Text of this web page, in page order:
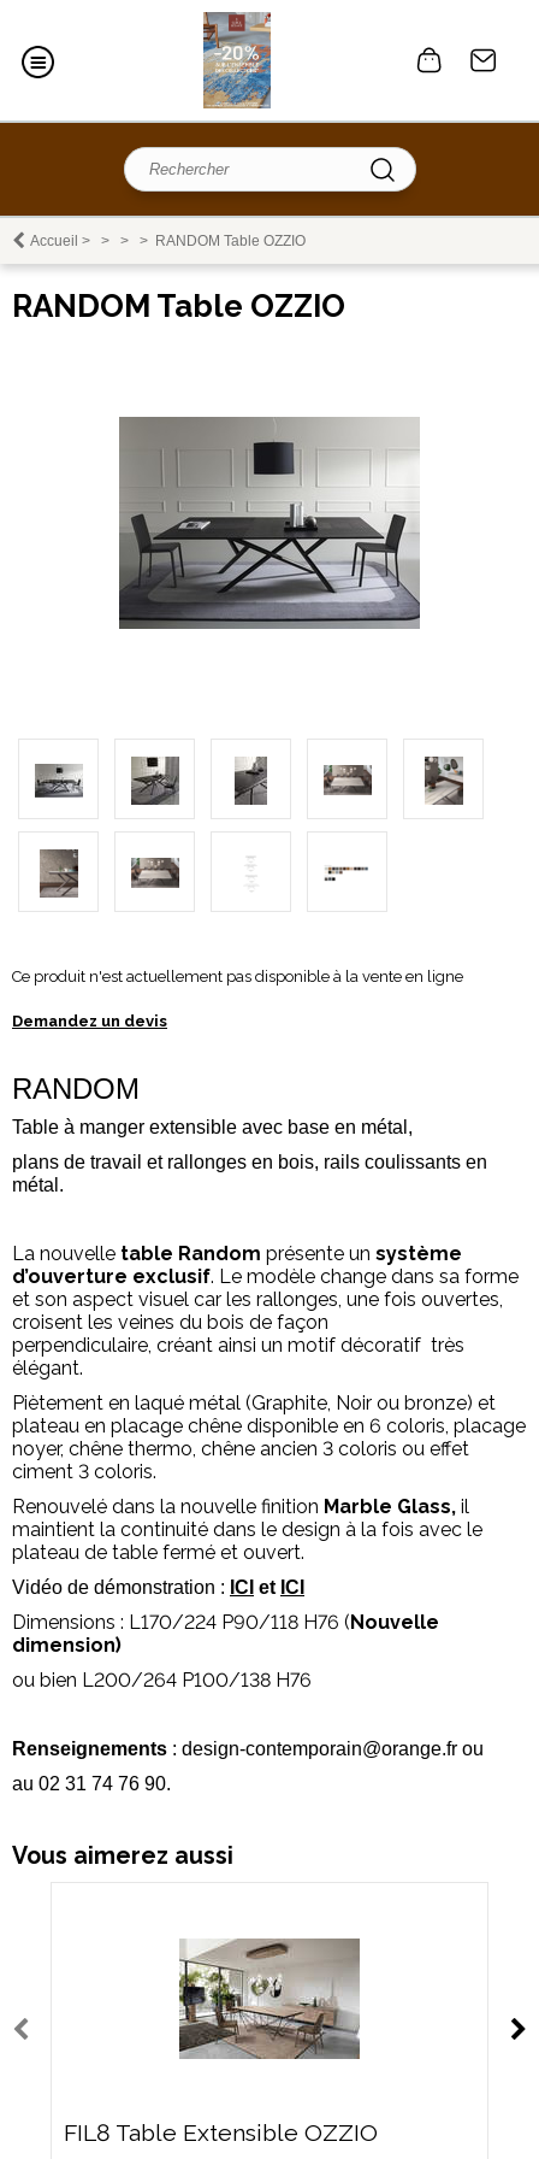
Accueil > > > > RANDOM Table OZZIO
RANDOM Table OZZIO
Ce produit n'est actuellement pas disponible à la vente en ligne
Demandez un devis
RANDOM
Table à manger extensible avec base en métal,
plans de travail et rallonges en bois, rails coulissants en
métal.
La nouvelle table Random présente un système
d’ouverture exclusif. Le modèle change dans sa forme
et son aspect visuel car les rallonges, une fois ouvertes,
croisent les veines du bois de façon
perpendiculaire, créant ainsi un motif décoratif très
élégant.
Piètement en laqué métal (Graphite, Noir ou bronze) et
plateau en placage chêne disponible en 6 coloris, placage
noyer, chêne thermo, chêne ancien 3 coloris ou effet
ciment 3 coloris.
Renouvelé dans la nouvelle finition Marble Glass, il
maintient la continuité dans le design à la fois avec le
plateau de table fermé et ouvert.
Vidéo de démonstration : ICI et ICI
Dimensions : L170/224 P90/118 H76 (Nouvelle
dimension)
ou bien L200/264 P100/138 H76
Renseignements : design-contemporain@orange.fr ou
au 02 31 74 76 90.
Vous aimerez aussi
FIL8 Table Extensible OZZIO